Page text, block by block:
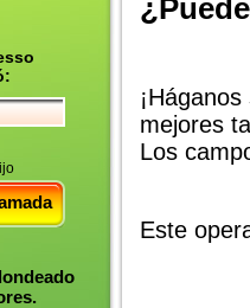
mejores
Los
Este